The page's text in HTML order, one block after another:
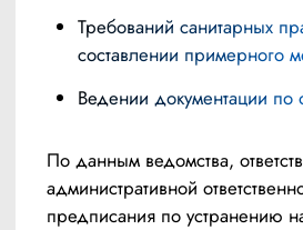
требований санитарных правил при
составлении примерного
ведении документации по
По данным ведомства,
административной
предписания по устранению